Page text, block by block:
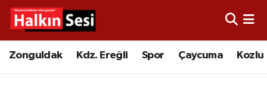
Zonguldak Kdz. Ereğli Spor Çaycuma Kozlu
Video
Çaycuma
Merkez Hava Durumu